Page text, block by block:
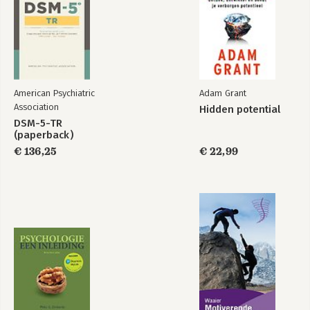
Registratie 48
Verbetering 50
Kenmerk van de pomodoro 50
HET AANTAL ONDERBREKINGEN VERMINDEREN 53
Interne onderbrekingen 54
Scenario 56
Systematische onderbrekingen 68
Registratie: Kwalitatieve inschattingsfouten bij het
plannen 69
INSCHATTEN HOEVEEL TIJD EEN TAAK IN BESLAG NEEMT 71
Mogelijke scenario’s 77
Registratie van de inschattingen 81
Aanpak van het onderzoek 84
DOELSTELLING IV:
DE POMODORO EFFECTIEVER MAKEN 87
American Psychiatric
Association
DSM-5-TR
(paperback)
€ 136,25
Adam Grant
Hidden potential
€ 22,99